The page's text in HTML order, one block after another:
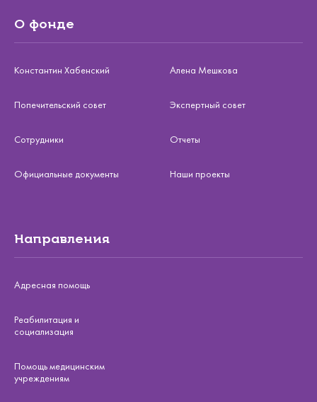
О фонде
Константин Хабенский Алена Мешкова
Попечительский совет Экспертный совет
Сотрудники Отчеты
Официальные документы Наши проекты
Направления
Адресная помощь
Реабилитация и
социализация
Помощь медицинским
учреждениям